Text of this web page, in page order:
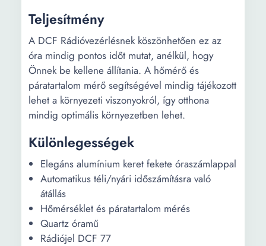
Teljesítmény
A DCF Rádióvezérlésnek köszönhetően ez az
óra mindig pontos időt mutat, anélkül, hogy
Önnek be kellene állítania. A hőmérő és
páratartalom mérő segítségével mindig tájékozott
lehet a környezeti viszonyokról, így otthona
mindig optimális környezetben lehet.
Különlegességek
Elegáns alumínium keret fekete óraszámlappal
Automatikus téli/nyári időszámításra való
átállás
Hőmérséklet és páratartalom mérés
Quartz óramű
Rádiójel DCF 77